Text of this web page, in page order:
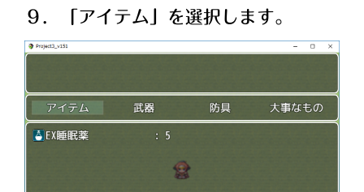
９．「アイテム」を選択します。